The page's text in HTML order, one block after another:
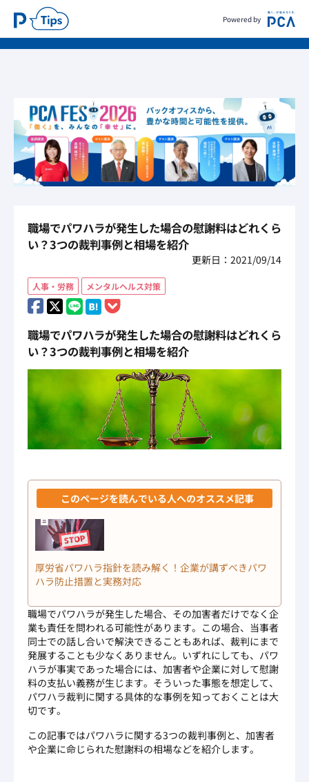
Powered by
職場でパワハラが発生した場合の慰謝料はどれくら
い？3つの裁判事例と相場を紹介
更新日：2021/09/14
人事・労務 メンタルヘルス対策
職場でパワハラが発生した場合の慰謝料はどれくら
い？3つの裁判事例と相場を紹介
厚労省パワハラ指針を読み解く！企業が講ずべきパワ
ハラ防止措置と実務対応
職場でパワハラが発生した場合、その加害者だけでなく企
業も責任を問われる可能性があります。この場合、当事者
同士での話し合いで解決できることもあれば、裁判にまで
発展することも少なくありません。いずれにしても、パワ
ハラが事実であった場合には、加害者や企業に対して慰謝
料の支払い義務が生じます。そういった事態を想定して、
パワハラ裁判に関する具体的な事例を知っておくことは大
切です。
この記事ではパワハラに関する3つの裁判事例と、加害者
や企業に命じられた慰謝料の相場などを紹介します。